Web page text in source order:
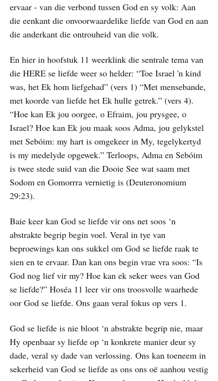
ervaar - van die verbond tussen God en sy volk: Aan
die eenkant die onvoorwaardelike liefde van God en aan
die anderkant die ontrouheid van die volk.
En hier in hoofstuk 11 weerklink die sentrale tema van
die HERE se liefde weer so helder: “Toe Israel 'n kind
was, het Ek hom liefgehad” (vers 1) “Met mensebande,
met koorde van liefde het Ek hulle getrek.” (vers 4).
“Hoe kan Ek jou oorgee, o Efraim, jou prysgee, o
Israel? Hoe kan Ek jou maak soos Adma, jou gelykstel
met Sebóim: my hart is omgekeer in My, tegelykertyd
is my medelyde opgewek.” Terloops, Adma en Sebóim
is twee stede suid van die Dooie See wat saam met
Sodom en Gomorrra vernietig is (Deuteronomium
29:23).
Baie keer kan God se liefde vir ons net soos ‘n
abstrakte begrip begin voel. Veral in tye van
beproewings kan ons sukkel om God se liefde raak te
sien en te ervaar. Dan kan ons begin vrae vra soos: “Is
God nog lief vir my? Hoe kan ek seker wees van God
se liefde?” Hoséa 11 leer vir ons troosvolle waarhede
oor God se liefde. Ons gaan veral fokus op vers 1.
God se liefde is nie bloot ‘n abstrakte begrip nie, maar
Hy openbaar sy liefde op ‘n konkrete manier deur sy
dade, veral sy dade van verlossing. Ons kan toeneem in
sekerheid van God se liefde as ons ons oë aanhou vestig